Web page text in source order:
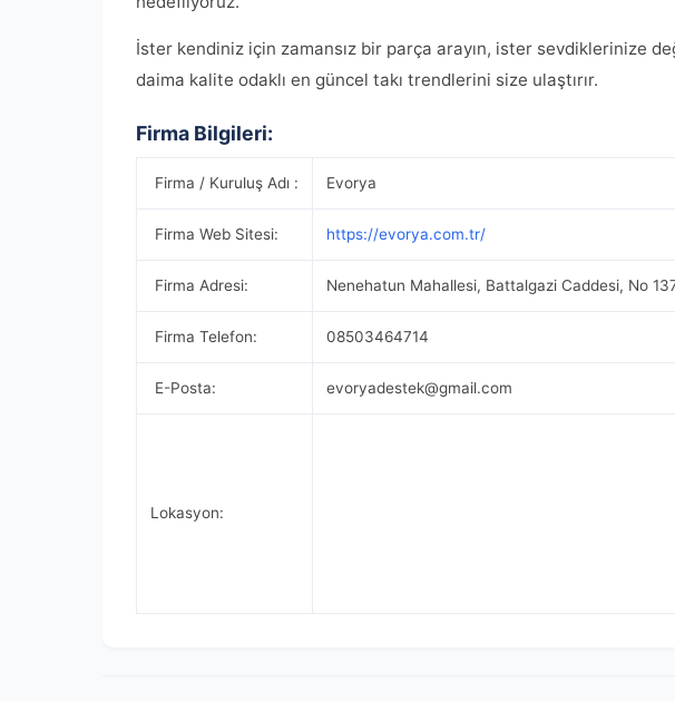
İster kendiniz için zamansız bir parça arayın, ister sevdiklerinize
daima kalite odaklı en güncel takı trendlerini size ulaştırır.
Firma Bilgileri:
Firma / Kuruluş Adı : Evorya
Firma Web Sitesi: https://evorya.com.tr/
Firma Adresi: Nenehatun Mahallesi, Battalgazi Caddesi, No
Firma Telefon: 08503464714
E-Posta: evoryadestek@gmail.com
Lokasyon: